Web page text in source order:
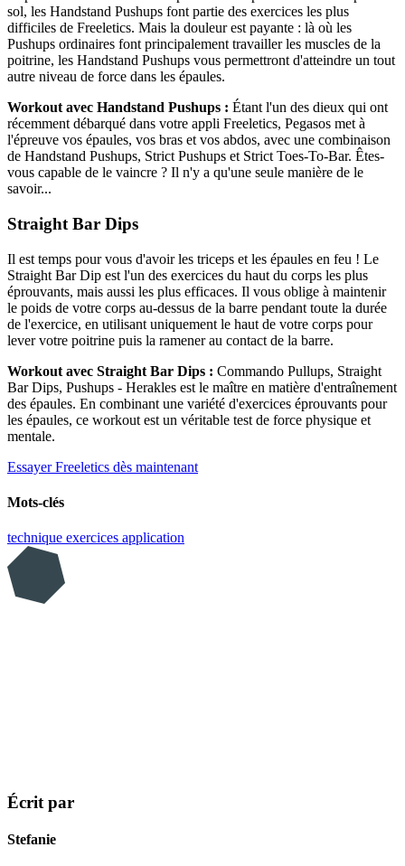
sol, les Handstand Pushups font partie des exercices les plus
difficiles de Freeletics. Mais la douleur est payante : là où les
Pushups ordinaires font principalement travailler les muscles de la
poitrine, les Handstand Pushups vous permettront d'atteindre un tout
autre niveau de force dans les épaules.
Workout avec Handstand Pushups : Étant l'un des dieux qui ont
récemment débarqué dans votre appli Freeletics, Pegasos met à
l'épreuve vos épaules, vos bras et vos abdos, avec une combinaison
de Handstand Pushups, Strict Pushups et Strict Toes-To-Bar. Êtes-
vous capable de le vaincre ? Il n'y a qu'une seule manière de le
savoir...
Straight Bar Dips
Il est temps pour vous d'avoir les triceps et les épaules en feu ! Le
Straight Bar Dip est l'un des exercices du haut du corps les plus
éprouvants, mais aussi les plus efficaces. Il vous oblige à maintenir
le poids de votre corps au-dessus de la barre pendant toute la durée
de l'exercice, en utilisant uniquement le haut de votre corps pour
lever votre poitrine puis la ramener au contact de la barre.
Workout avec Straight Bar Dips : Commando Pullups, Straight
Bar Dips, Pushups - Herakles est le maître en matière d'entraînement
des épaules. En combinant une variété d'exercices éprouvants pour
les épaules, ce workout est un véritable test de force physique et
mentale.
Essayer Freeletics dès maintenant
Mots-clés
technique exercices application
Écrit par
Stefanie